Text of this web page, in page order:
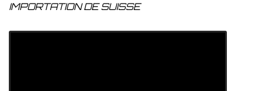
IMPORTATION DE SUISSE